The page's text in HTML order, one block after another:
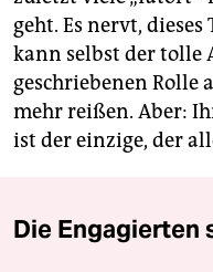
geht. Es nervt,
kann selbst der tolle
geschriebenen Rolle
mehr reißen. Aber:
ist der einzige, der
Die Engagierten